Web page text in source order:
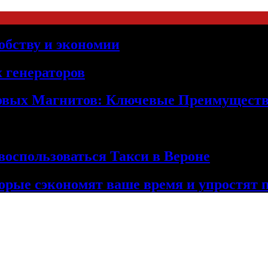
и экономии
Магнитов: Ключевые
Такси в Вероне
сэкономят ваше время и упростят